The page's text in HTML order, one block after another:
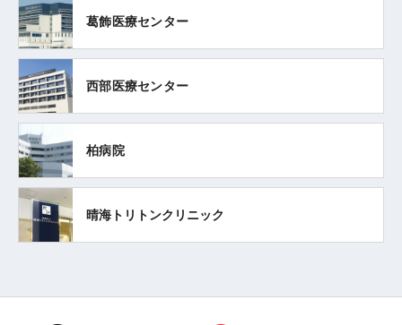
葛飾医療センター
西部医療センター
柏病院
晴海 トリトンクリニック